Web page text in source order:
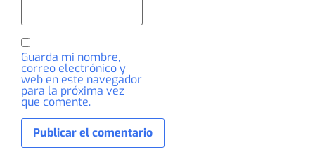
Guarda mi nombre,
correo electrónico y
web en este navegador
para la próxima vez
que comente.